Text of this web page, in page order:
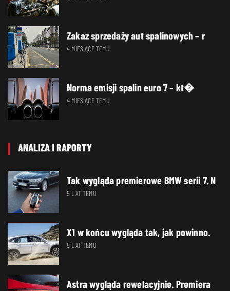
Zakaz sprzedaży aut spalinowych – r
4 MIESIĄCE TEMU
Norma emisji spalin euro 7 – kt�
4 MIESIĄCE TEMU
ANALIZA I RAPORTY
Tak wygląda premierowe BMW serii 7. N
5 LAT TEMU
X1 w końcu wygląda tak, jak powinno.
5 LAT TEMU
Astra wygląda rewelacyjnie. Premiera